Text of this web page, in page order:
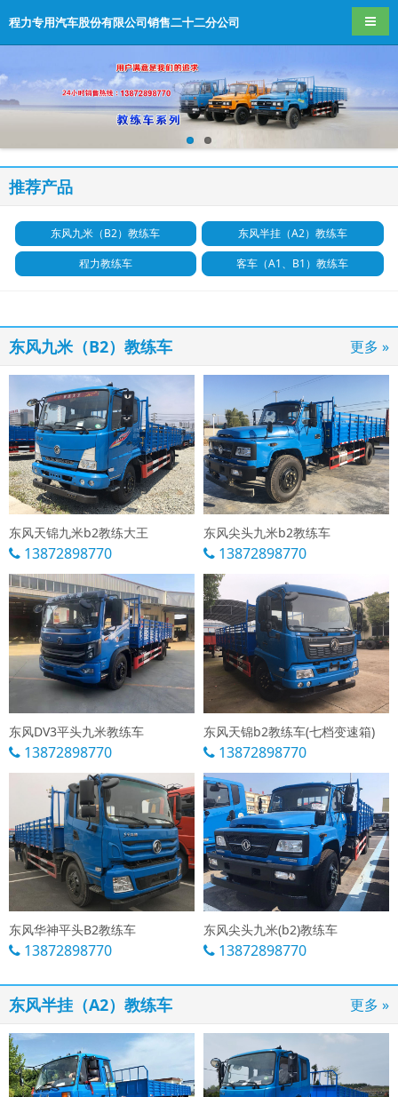
程力专用汽车股份有限公司销售二十二分公司 导航
推荐产品
东风九米（B2）教练车
东风半挂（A2）教练车
程力教练车
客车（A1、B1）教练车
东风九米（B2）教练车 更多 »
东风天锦九米b2教练大王
13872898770
东风尖头九米b2教练车
13872898770
东风DV3平头九米教练车
13872898770
东风天锦b2教练车(七档变速箱)
13872898770
东风华神平头B2教练车
13872898770
东风尖头九米(b2)教练车
13872898770
东风半挂（A2）教练车 更多 »